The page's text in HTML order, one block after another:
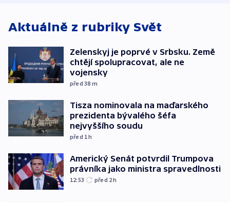
Aktuálně z rubriky Svět
Zelenskyj je poprvé v Srbsku. Země
chtějí spolupracovat, ale ne
vojensky
před 38 m
Tisza nominovala na maďarského
prezidenta bývalého šéfa
nejvyššího soudu
před 1h
Americký Senát potvrdil Trumpova
právníka jako ministra spravedlnosti
12:53 před 2h